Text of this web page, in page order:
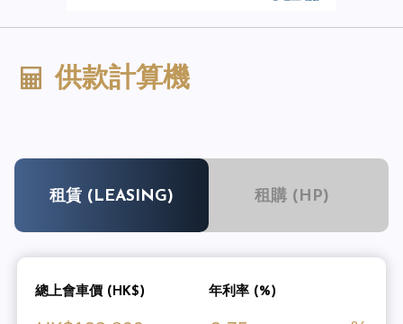
供款計算機
租賃 (LEASING) 租購 (HP)
總上會車價 (HK$) 年利率 (%)